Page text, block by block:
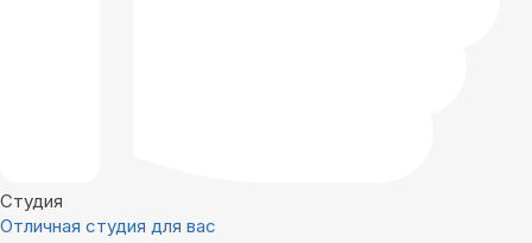
Студия
Отличная студия для вас